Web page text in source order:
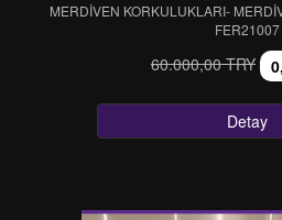
MERDİVEN KORKULUKLARI-
FER21007
60.000,00 TRY
Detay